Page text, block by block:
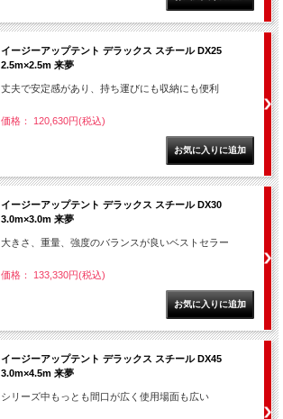
イージーアップテント デラックス スチール DX25
2.5m×2.5m 来夢
丈夫で安定感があり、持ち運びにも収納にも便利
価格： 120,630円(税込)
イージーアップテント デラックス スチール DX30
3.0m×3.0m 来夢
大きさ、重量、強度のバランスが良いベストセラー
価格： 133,330円(税込)
イージーアップテント デラックス スチール DX45
3.0m×4.5m 来夢
シリーズ中もっとも間口が広く使用場面も広い